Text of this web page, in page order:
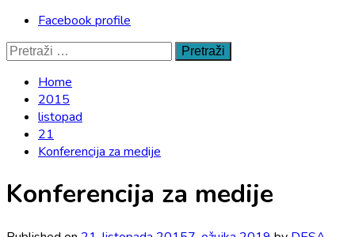
Facebook profile
Pretraži:
Home
2015
listopad
21
Konferencija za medije
Konferencija za medije